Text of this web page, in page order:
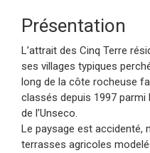
Présentation
L’attrait des Cinq Terre
ses villages typiques
long de la côte rocheuse
classés depuis 1997
de l’Unseco.
Le paysage est accidenté,
terrasses agricoles